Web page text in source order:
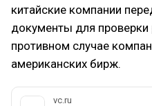
китайские компании
документы для
противном случае
американских бирж.
vc.ru